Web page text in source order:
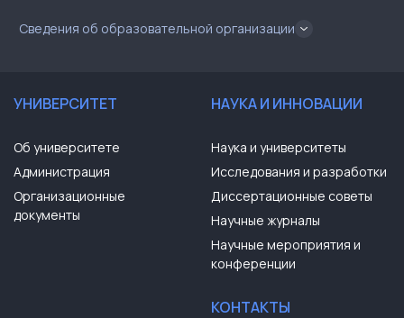
Сведения об образовательной организации
УНИВЕРСИТЕТ
Об университете
Администрация
Организационные
документы
НАУКА И ИННОВАЦИИ
Наука и университеты
Исследования и разработки
Диссертационные советы
Научные журналы
Научные мероприятия и
конференции
КОНТАКТЫ